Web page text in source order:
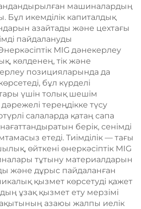
машиналардың
Бұл икемділік капиталдық
азайтады және цехтағы
пайдалануды
MIG дәнекерлеу
көлденең, тік және
позицияларында да
бұл күрделі
үшін толық шешім
тереңдікке түсу
салаларда қатаң сапа
берік, сенімді
етеді. Тиімділік — тағы
өйткені өнеркәсіптік MIG
тұтыну материалдарын
және дұрыс пайдаланған
қызмет көрсетуді қажет
ұзақ қызмет ету мерзімі
азаюы жалпы иелік